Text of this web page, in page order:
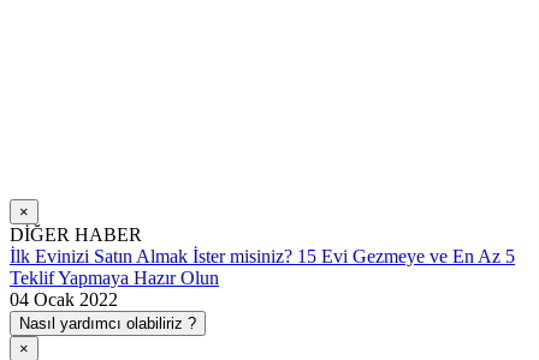
×
DİĞER HABER
İlk Evinizi Satın Almak İster misiniz? 15 Evi Gezmeye ve En Az 5
Teklif Yapmaya Hazır Olun
04 Ocak 2022
Nasıl yardımcı olabiliriz ?
×